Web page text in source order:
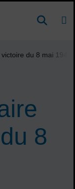
DE
8
du 8 mai 1945